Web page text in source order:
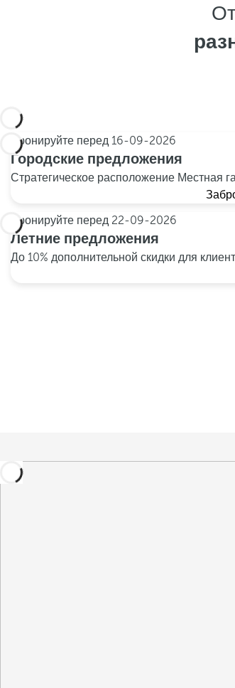
Бронируйте перед 16-09-2026
Городские предложения
Стратегическое расположение Местная
Бронируйте перед 22-09-2026
Летние предложения
До 10% дополнительной скидки для